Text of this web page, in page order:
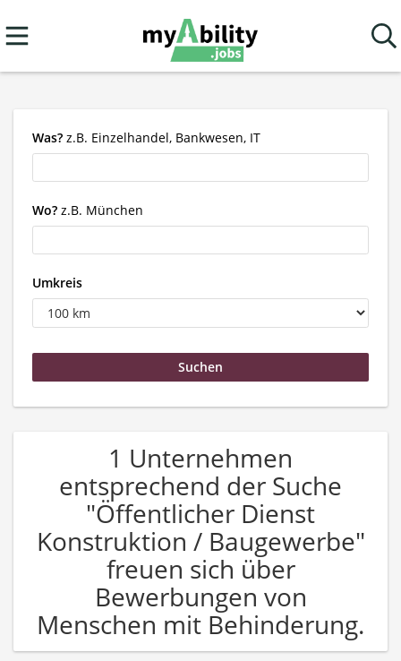
Was? z.B. Einzelhandel, Bankwesen, IT
Wo? z.B. München
Umkreis
1 Unternehmen
entsprechend der Suche
"Öffentlicher Dienst
Konstruktion / Baugewerbe"
freuen sich über
Bewerbungen von
Menschen mit Behinderung.